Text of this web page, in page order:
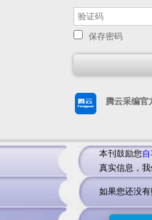
保存密码
腾云采编官
本刊鼓励您
真实信息，
如果您还没